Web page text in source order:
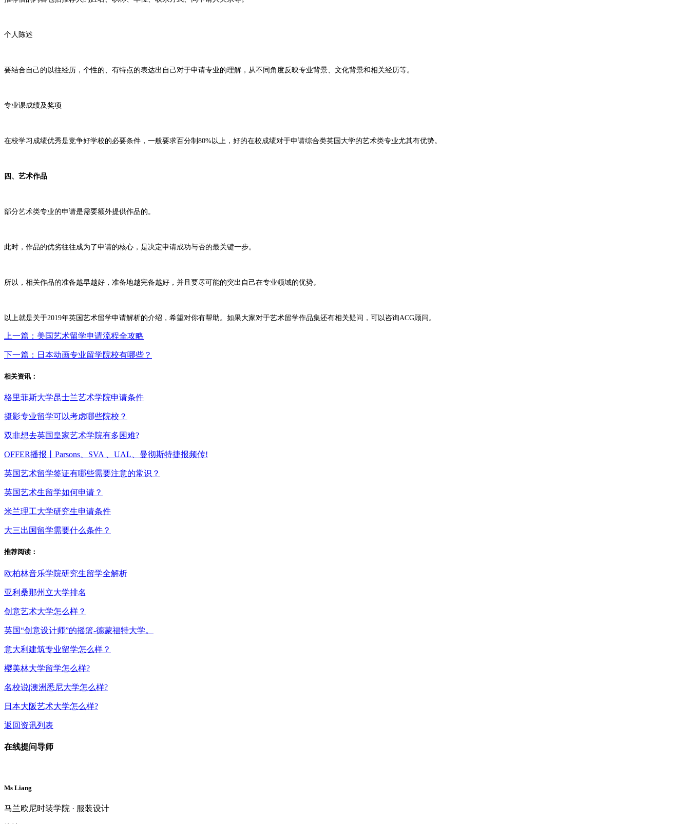
个人陈述
要结合自己的以往经历，个性的、有特点的表达出自己对于申请专业的理解，从不同角度反映专业背景、文化背景和相关经历等。
专业课成绩及奖项
在校学习成绩优秀是竞争好学校的必要条件，一般要求百分制80%以上，好的在校成绩对于申请综合类英国大学的艺术类专业尤其有优势。
四、艺术作品
部分艺术类专业的申请是需要额外提供作品的。
此时，作品的优劣往往成为了申请的核心，是决定申请成功与否的最关键一步。
所以，相关作品的准备越早越好，准备地越完备越好，并且要尽可能的突出自己在专业领域的优势。
以上就是关于2019年英国艺术留学申请解析的介绍，希望对你有帮助。如果大家对于艺术留学作品集还有相关疑问，可以咨询ACG顾问。
上一篇：美国艺术留学申请流程全攻略
下一篇：日本动画专业留学院校有哪些？
相关资讯：
格里菲斯大学昆士兰艺术学院申请条件
摄影专业留学可以考虑哪些院校？
双非想去英国皇家艺术学院有多困难?
OFFER播报丨Parsons、SVA 、UAL、曼彻斯特捷报频传!
英国艺术留学签证有哪些需要注意的常识？
英国艺术生留学如何申请？
米兰理工大学研究生申请条件
大三出国留学需要什么条件？
推荐阅读：
欧柏林音乐学院研究生留学全解析
亚利桑那州立大学排名
创意艺术大学怎么样？
英国“创意设计师”的摇篮-德蒙福特大学。
意大利建筑专业留学怎么样？
樱美林大学留学怎么样?
名校说|澳洲悉尼大学怎么样?
日本大阪艺术大学怎么样?
返回资讯列表
在线提问导师
Ms Liang
马兰欧尼时装学院 · 服装设计